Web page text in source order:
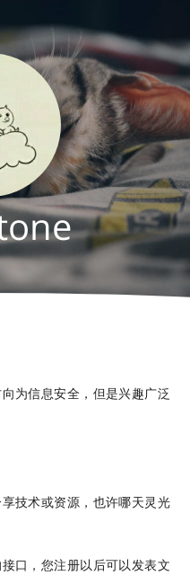
为信息安全，但是兴趣广泛
技术或资源，也许哪天灵光
口，您注册以后可以发表文